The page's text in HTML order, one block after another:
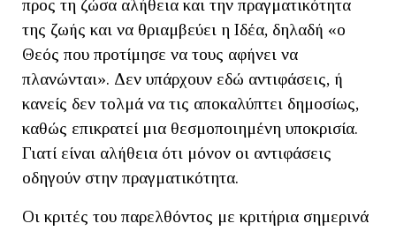
προς τη ζώσα αλήθεια και την πραγματικότητα
της ζωής και να θριαμβεύει η Ιδέα, δηλαδή «ο
Θεός που προτίμησε να τους αφήνει να
πλανώνται». Δεν υπάρχουν εδώ αντιφάσεις, ή
κανείς δεν τολμά να τις αποκαλύπτει δημοσίως,
καθώς επικρατεί μια θεσμοποιημένη υποκρισία.
Γιατί είναι αλήθεια ότι μόνον οι αντιφάσεις
οδηγούν στην πραγματικότητα.
Οι κριτές του παρελθόντος με κριτήρια σημερινά